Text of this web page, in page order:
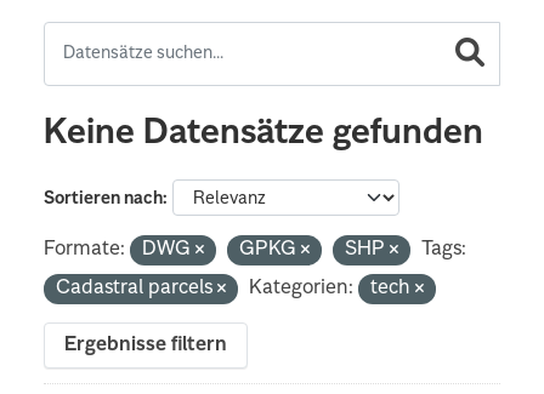
Keine Datensätze gefunden
Sortieren nach
Formate: DWG GPKG SHP
Tags:
Cadastral parcels
Kategorien: tech
Ergebnisse filtern